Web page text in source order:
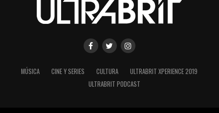
MÚSICA CINE Y SERIES CULTURA
ULTRABRIT XPERIENCE 2019
ULTRABRIT PODCAST